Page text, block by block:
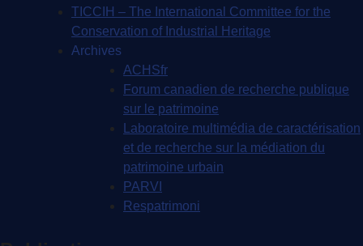
TICCIH – The International Committee for the
Conservation of Industrial Heritage
Archives
ACHSfr
Forum canadien de recherche publique
sur le patrimoine
Laboratoire multimédia de caractérisation
et de recherche sur la médiation du
patrimoine urbain
PARVI
Respatrimoni